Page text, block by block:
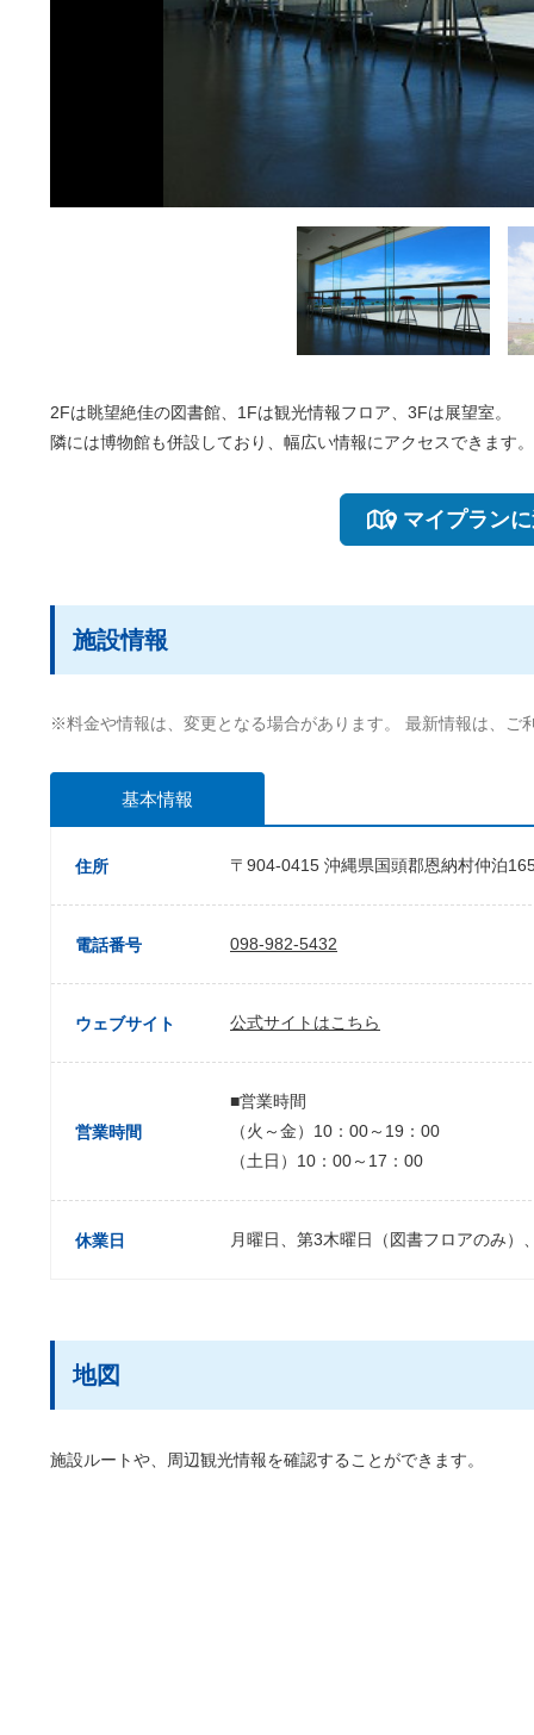
2Fは眺望絶佳の図書館、1Fは観光情報フロア、3Fは展望室。
隣には博物館も併設しており、幅広い情報にアクセスできます
マイプラン
施設情報
※料金や情報は、変更となる場合があります。 最新情報は、ご
基本情報
住所 〒904-0415 沖縄県国頭郡恩納村仲泊
電話番号 098-982-5432
ウェブサイト 公式サイトはこちら
営業時間
■営業時間
（火～金）10：00～19：00
（土日）10：00～17：00
休業日 月曜日、第3木曜日（図書フロアのみ）
地図
施設ルートや、周辺観光情報を確認することができます。